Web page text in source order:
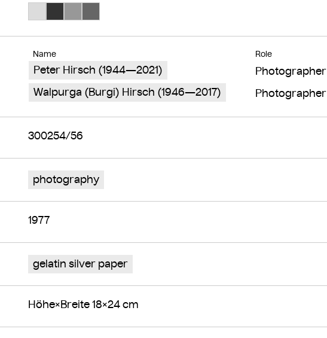
Name Role
Peter Hirsch (1944—2021)
Photographer
Walpurga (Burgi) Hirsch (1946—2017)
Photographer
300254/56
photography
1977
gelatin silver paper
Höhe×Breite 18×24 cm